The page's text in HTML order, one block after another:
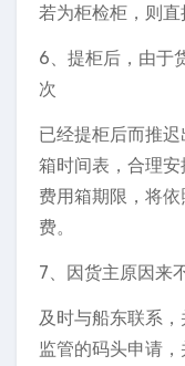
若为柜检柜，则直
6、提柜后，由于
次
已经提柜后而推
箱时间表，合理
费用箱期限，将
费。
7、因货主原因来
及时与船东联系
监管的码头申请